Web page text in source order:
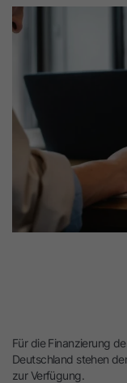
Für die Finanzierung
Deutschland stehen
zur Verfügung.